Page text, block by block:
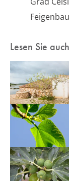
Lesen Sie auch